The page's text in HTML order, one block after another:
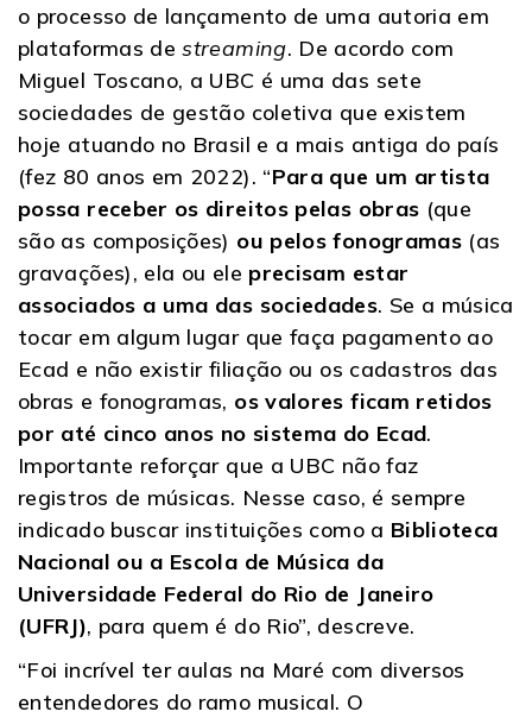
o processo de lançamento de uma autoria em
plataformas destreaming. De acordo com
Miguel Toscano, a UBC é uma das sete
sociedades de gestão coletiva que existem
hoje atuando no Brasil e a mais antiga do país
(fez 80 anos em 2022). “Para que um artista
possa receber os direitos pelas obras (que
são as composições) ou pelos fonogramas (as
gravações), ela ou ele precisam estar
associados a uma das sociedades. Se a música
tocar em algum lugar que faça pagamento ao
Ecad e não existir filiação ou os cadastros das
obras e fonogramas, os valores ficam retidos
por até cinco anos no sistema do Ecad.
Importante reforçar que a UBC não faz
registros de músicas. Nesse caso, é sempre
indicado buscar instituições como a Biblioteca
Nacional ou a Escola de Música da
Universidade Federal do Rio de Janeiro
(UFRJ), para quem é do Rio”, descreve.
“Foi incrível ter aulas na Maré com diversos
entendedores do ramo musical. O